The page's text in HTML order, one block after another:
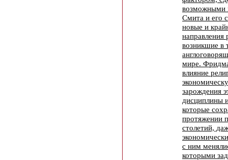
возможными
Смита и его
новые и
направления
возникшие в
мире.
влияние
зарождения
дисциплины
которые
протяжении
столетий,
с ним
которыми